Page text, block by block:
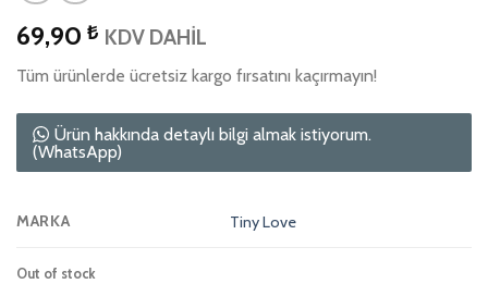
69,90 ₺ KDV DAHİL
Tüm ürünlerde ücretsiz kargo fırsatını kaçırmayın!
Ürün hakkında detaylı bilgi almak istiyorum.
(WhatsApp)
MARKA Tiny Love
Out of stock